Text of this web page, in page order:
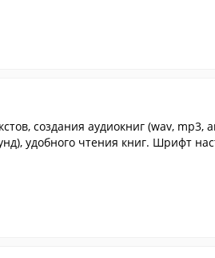
coздaния ayдиoкниг (wav, mp3,
yдoбнoгo чтeния книг. Шpифт